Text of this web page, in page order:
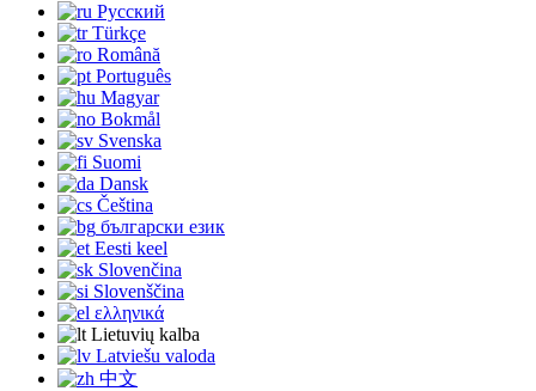
Русский
Türkçe
Română
Português
Magyar
Bokmål
Svenska
Suomi
Dansk
Čeština
български език
Eesti keel
Slovenčina
Slovenščina
ελληνικά
Lietuvių kalba
Latviešu valoda
中文